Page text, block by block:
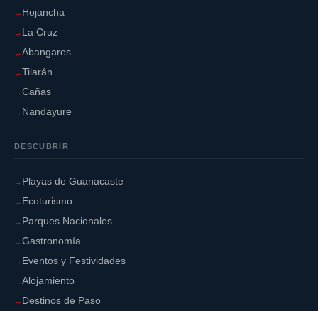
Hojancha
La Cruz
Abangares
Tilarán
Cañas
Nandayure
DESCUBRIR
Playas de Guanacaste
Ecoturismo
Parques Nacionales
Gastronomía
Eventos y Festividades
Alojamiento
Destinos de Paso